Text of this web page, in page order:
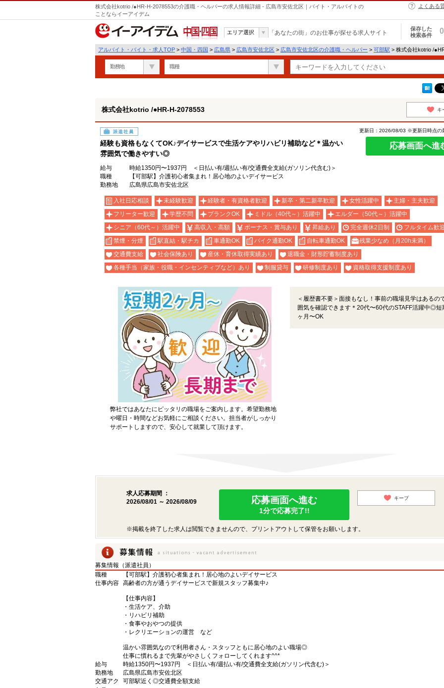
株式会社kotrio /●HR-H-2078553の介護職・ヘルパーの求人情報詳細 - 広島市安佐北区｜バイト・アルバイトの
ことならイーアイデム
よくある
中国・四国
エリア選択 「あなたの街」のお仕事が探せる求人サイト
保存した
検索条件
0
アルバイト・バイト・求人TOP > 中国・四国 > 広島県 > 広島市安佐北区 > 広島市安佐北区の介護職・ヘルパー > 可部駅 > 株式会社kotrio /
勤務地 職種
株式会社kotrio /●HR-H-2078553 キ
派遣社員
経験も資格もなくてOK♪デイサービスで生活ケアやリハビリ補助など＊温かい
雰囲気で働きやすい◎
更新日：2026/08/03 ※更新日時点の
応募画面へ進
給与
時給1350円〜1937円 ＜日払い有/週払い有/交通費全支給(ガソリン代含む)＞
職種
【可部駅】介護初心者集まれ！居心地のよいデイサービス
勤務地
広島県広島市安佐北区
入社日応相談 未経験歓迎 経験者・有資格者歓迎 新卒・第二新卒歓迎 女性活躍中
主婦・主夫歓迎
フリーター歓迎
学歴不問 ブランクOK ミドル（40代～）活躍中
エルダー（50代～）活躍中
シニア（60代～）活躍中
高収入・高額 ボーナス・賞与あり 昇給あり 完全週休2日制
フルタイム歓
禁煙・分煙
駅直結・駅チカ 車通勤OK バイク通勤OK 自転車通勤OK
残業少なめ（月20h未満）
交通費支給
社会保険あり 産休・育休取得実績あり
退職金・財形貯蓄制度あり
各種手当（家族・役職・インセンティブなど）あり
制服貸与 研修制度あり 資格取得支援制度あり
弊社ではあなたにピッタリの職場をご案内します。希望勤務地
や曜日・時間などお気軽にご相談ください。担当者がしっかり
サポートしますので、安心して就業して頂けます。
＜履歴書不要＞面接もなし！事前の職場見学はあるの
囲気を確認できます＊20代〜60代のSTAFF活躍中◎短
ヶ月〜OK
求人応募期間 ：
2026/08/01 ～ 2026/08/09
応募画面へ進む
1分で応募完了!!
キープ
※掲載を終了した求人は閲覧できませんので、プリントアウトして保管をお願いします。
募集情報（派遣社員）
職種
【可部駅】介護初心者集まれ！居心地のよいデイサービス
仕事内容 高齢者の方が通うデイサービスで新規スタッフ募集中♪
【仕事内容】
・生活ケア、介助
・リハビリ補助
・食事やおやつの提供
・レクリエーションの運営 など
温かい雰囲気なので利用者さん・スタッフともに居心地のよい職場◎
仕事に慣れるまで先輩がやさしくフォローしてくれます^^*
給与
時給1350円〜1937円 ＜日払い有/週払い有/交通費全支給(ガソリン代含む)＞
勤務地
広島県広島市安佐北区
交通アク
可部駅近く◎交通費全額支給